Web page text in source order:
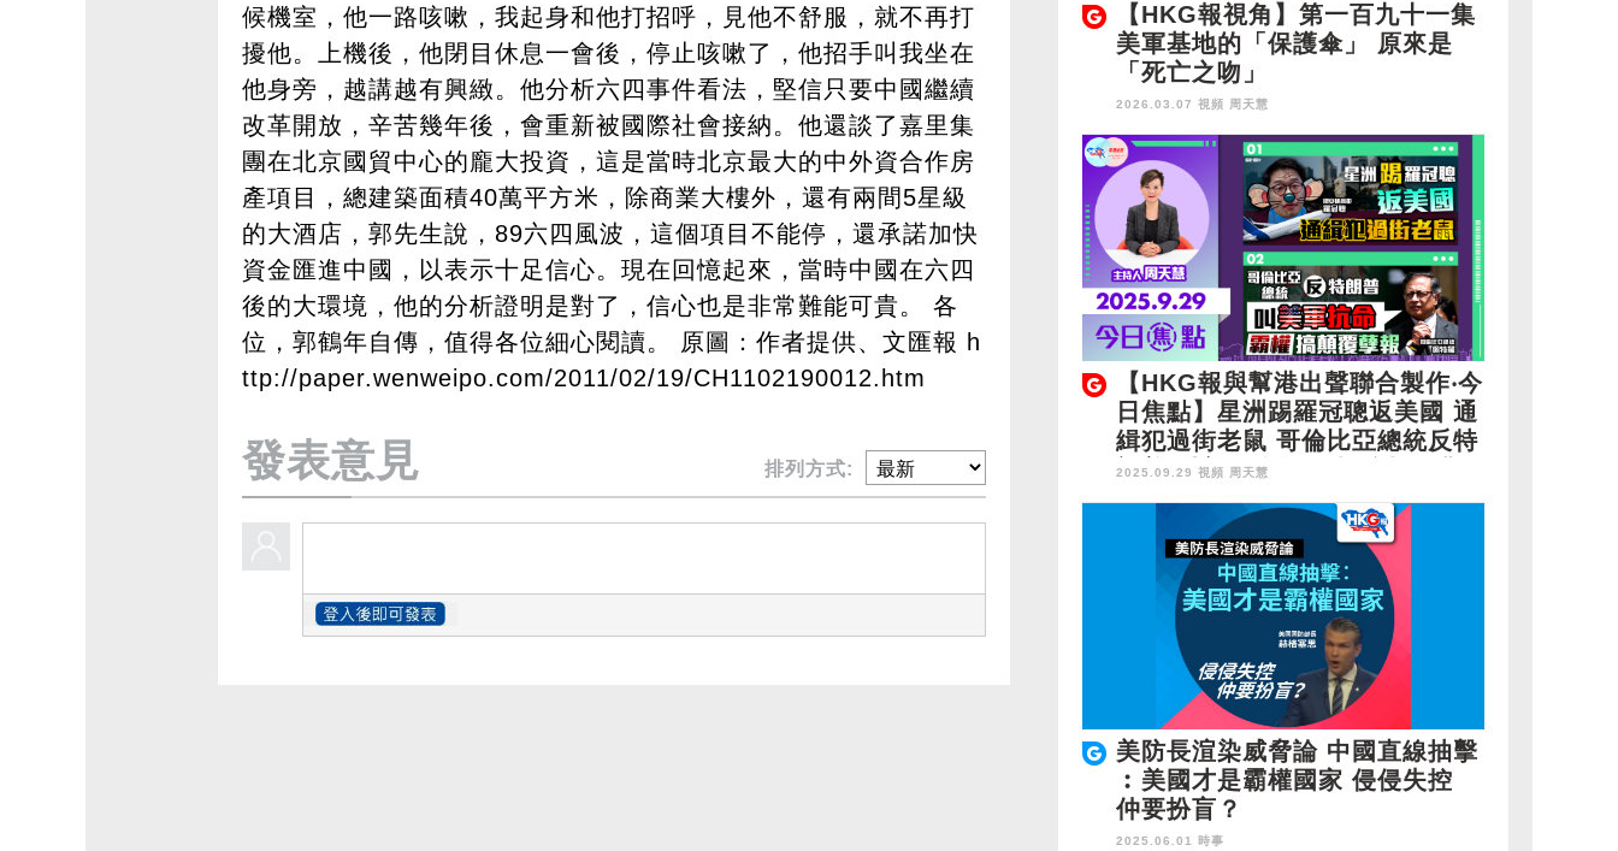
候機室，他一路咳嗽，我起身和他打招呼，見他不舒服，就不再打
擾他。上機後，他閉目休息一會後，停止咳嗽了，他招手叫我坐在
他身旁，越講越有興緻。他分析六四事件看法，堅信只要中國繼續
改革開放，辛苦幾年後，會重新被國際社會接納。他還談了嘉里集
團在北京國貿中心的龐大投資，這是當時北京最大的中外資合作房
產項目，總建築面積40萬平方米，除商業大樓外，還有兩間5星級
的大酒店，郭先生說，89六四風波，這個項目不能停，還承諾加快
資金匯進中國，以表示十足信心。現在回憶起來，當時中國在六四
後的大環境，他的分析證明是對了，信心也是非常難能可貴。 各
位，郭鶴年自傳，值得各位細心閱讀。 原圖：作者提供、文匯報 h
ttp://paper.wenweipo.com/2011/02/19/CH1102190012.htm
發表意見 排列方式:
【HKG報視角】第一百九十一集
美軍基地的「保護傘」 原來是
「死亡之吻」
2026.03.07 視頻 周天慧
【HKG報與幫港出聲聯合製作‧今
日焦點】星洲踢羅冠聰返美國 通
緝犯過街老鼠 哥倫比亞總統反特
朗普 叫美軍抗命 霸權搞顛覆孽
報
2025.09.29 視頻 周天慧
美防長渲染威脅論 中國直線抽擊
︰美國才是霸權國家 侵侵失控
仲要扮盲？
2025.06.01 時事